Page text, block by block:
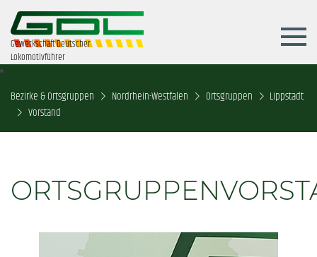
Gewerkschaft Deutscher
Lokomotivführer
Bezirke & Ortsgruppen Nordrhein-Westfalen Ortsgruppen
Lippstadt
Vorstand